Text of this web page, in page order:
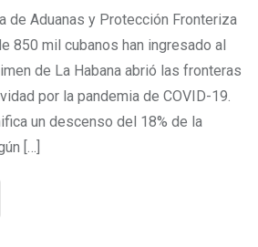
de Aduanas y Protección Fronteriza
850 mil cubanos han ingresado al
de La Habana abrió las fronteras
por la pandemia de COVID-19.
un descenso del 18% de la
[…]